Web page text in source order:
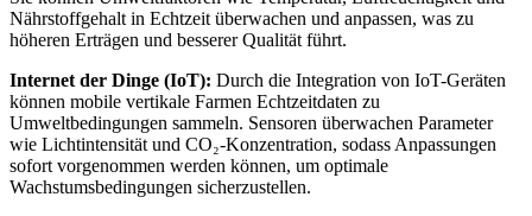
Nährstoffgehalt in Echtzeit überwachen und anpassen, was zu
höheren Erträgen und besserer Qualität führt.
Internet der Dinge (IoT): Durch die Integration von IoT-Geräten
können mobile vertikale Farmen Echtzeitdaten zu
Umweltbedingungen sammeln. Sensoren überwachen Parameter
wie Lichtintensität und CO₂-Konzentration, sodass Anpassungen
sofort vorgenommen werden können, um optimale
Wachstumsbedingungen sicherzustellen.